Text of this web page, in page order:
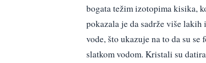
bogata težim izotopima kisika,
pokazala je da sadrže više
vode, što ukazuje na to da su
slatkom vodom. Kristali su